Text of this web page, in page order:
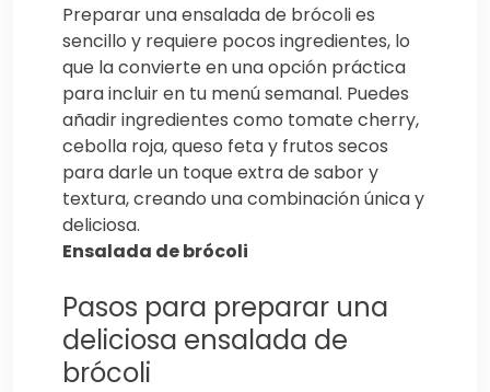
Preparar una ensalada de brócoli es
sencillo y requiere pocos ingredientes, lo
que la convierte en una opción práctica
para incluir en tu menú semanal. Puedes
añadir ingredientes como tomate cherry,
cebolla roja, queso feta y frutos secos
para darle un toque extra de sabor y
textura, creando una combinación única y
deliciosa.
Ensalada de brócoli
Pasos para preparar una
deliciosa ensalada de
brócoli